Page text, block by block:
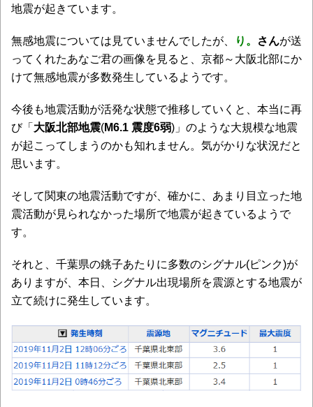
地震が起きています。
無感地震については見ていませんでしたが、 り。 さんが送
ってくれたあなご君の画像を見ると、京都～大阪北部にか
けて無感地震が多数発生しているようです。
今後も地震活動が活発な状態で推移していくと、本当に再
び「 大阪北部地震(M6.1 震度6弱)」のような大規模な地震
が起こってしまうのかも知れません。気がかりな状況だと
思います。
そして関東の地震活動ですが、確かに、あまり目立った地
震活動が見られなかった場所で地震が起きているようで
す。
それと、千葉県の銚子あたりに多数のシグナル(ピンク)が
ありますが、本日、シグナル出現場所を震源とする地震が
立て続けに発生しています。